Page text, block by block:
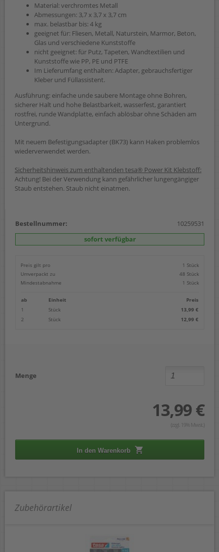
Material: verchromtes Metall
Abmessungen: 3,7 x 3,7 x 3,7 cm
max. belastbar bis: 4 kg
geeignet für: Fliesen, Metall, Naturstein, Marmor, Beton,
Glas und verschiedene Kunststoffe
nicht geeignet: für Putz, Tapeten, Wandtextilien und
Kunststoffe wie PP, PE und PTFE
Im Lieferumfang enthalten: Adapter, gebrauchsfertiger
Kleber und Füllassistent.
Ausführung: einfache unde saubere Montage ohne Bohren,
sicherer Halt und hohe Belastbarkeit, wasserfest, garantiert
rostfrei, runde Wandplatte, einfach ablösbar ohne Schäden am
Untergrund.
Mit neuem Befestigungsadapter (BK73) kann Haken problemlos
wiederverwendet werden.
Sicherheitshinweis zum enthaltenden tesa® Power Kit Klebstoff:
Achtung! Bei der Verwendung kann gefährlicher lungengängiger
Staub entstehen. Staub nicht einatmen.
Bestellnummer:
10259531
sofort verfügbar
Preis gilt pro
1 Stück
Umverpackt zu
48 Stück
Mindestabnahme
1 Stück
ab Einheit
Preis
1
Stück
13,99 €
2
Stück 12,99 €
Menge
13,99 €
(zzgl. 19% Mwst.)
In den Warenkorb
Zubehörartikel